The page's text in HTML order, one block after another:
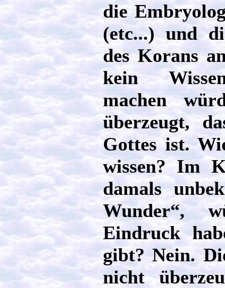
die
(etc...) und
des Korans
kein
machen
überzeugt,
Gottes ist.
wissen? Im
damals
Wunder“,
Eindruck
gibt? Nein.
nicht